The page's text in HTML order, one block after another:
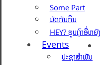
Some Part
ນັດກັນກິນ
HEY? ຮູບເງົາອີ່ຫຍັງ
Events
ປະຊາສຳພັນ